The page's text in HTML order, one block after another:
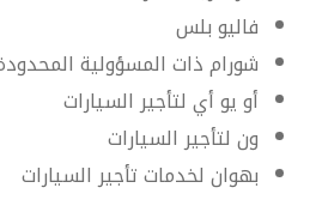
فاليو بلس
شورام ذات المسؤولية
أو يو أي لتأجير السيارات
ون لتأجير السيارات
بهوان لخدمات تأجير السيارات